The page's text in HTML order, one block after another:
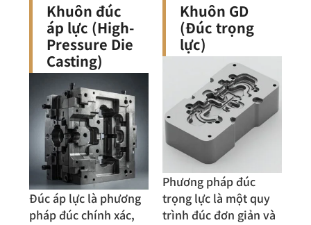
Khuôn đúc
áp lực (High-
Pressure Die
Casting)
Đúc áp lực là phương
pháp đúc chính xác,
Khuôn GD
(Đúc trọng
lực)
Phương pháp đúc
trọng lực là một quy
trình đúc đơn giản và